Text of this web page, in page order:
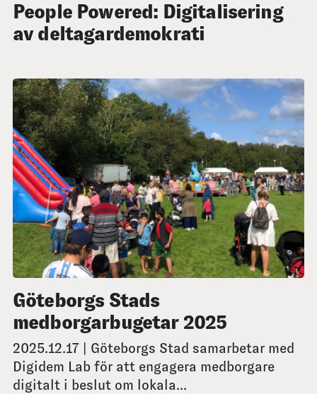
People Powered: Digitalisering
av deltagardemokrati
Göteborgs Stads
medborgarbugetar 2025
2025.12.17 | Göteborgs Stad samarbetar med
Digidem Lab för att engagera medborgare
digitalt i beslut om lokala...